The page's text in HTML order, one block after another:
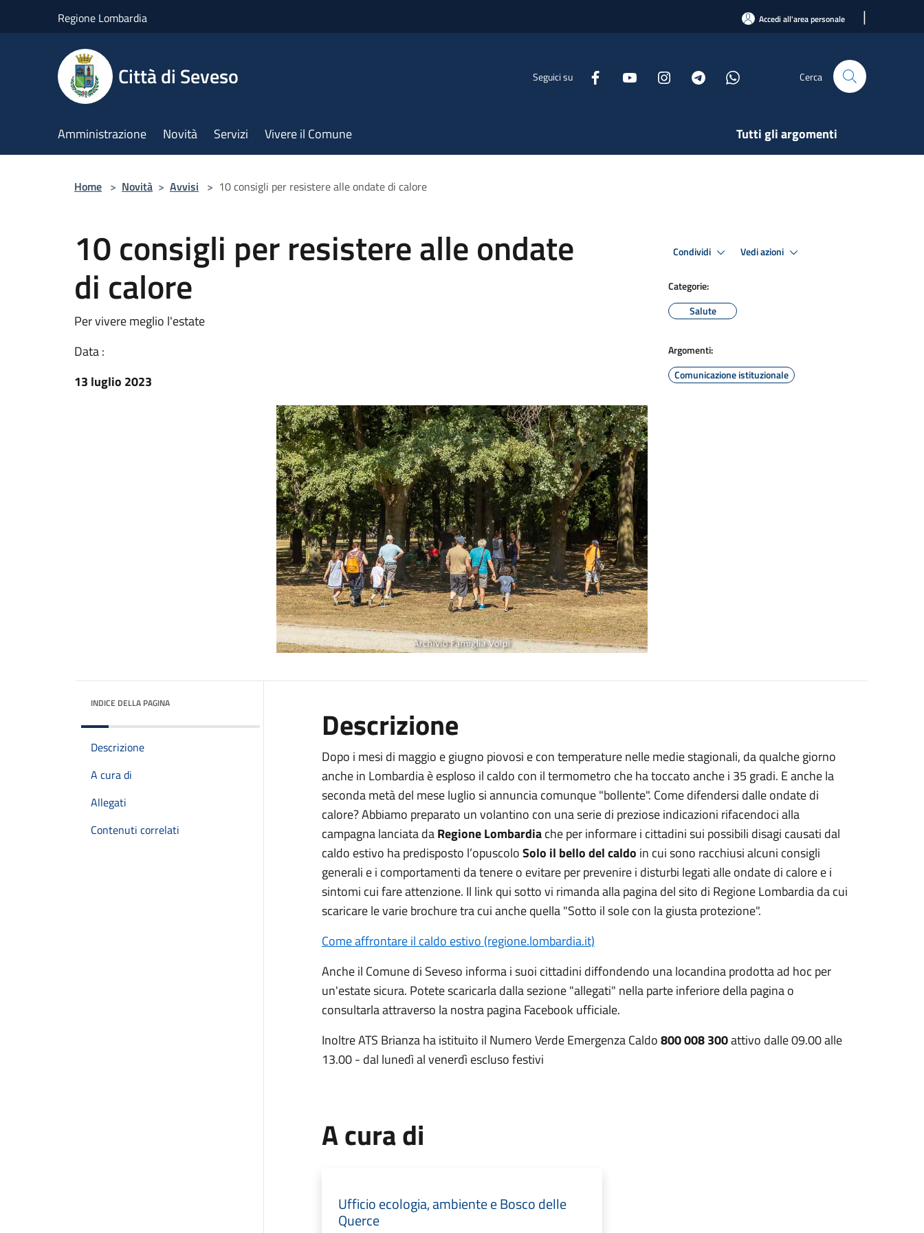
Regione Lombardia Accedi all'area personale |
Città di Seveso Seguici su Cerca
Amministrazione Novità Servizi Vivere il Comune Tutti gli argomenti
Home > Novità > Avvisi > 10 consigli per resistere alle ondate di calore
10 consigli per resistere alle ondate
di calore
Per vivere meglio l'estate
Data :
13 luglio 2023
Condividi Vedi azioni
Categorie:
Salute
Argomenti:
Comunicazione istituzionale
INDICE DELLA PAGINA
Descrizione
A cura di
Allegati
Contenuti correlati
Descrizione
Dopo i mesi di maggio e giugno piovosi e con temperature nelle medie stagionali, da qualche giorno
anche in Lombardia è esploso il caldo con il termometro che ha toccato anche i 35 gradi. E anche la
seconda metà del mese luglio si annuncia comunque "bollente". Come difendersi dalle ondate di
calore? Abbiamo preparato un volantino con una serie di preziose indicazioni rifacendoci alla
campagna lanciata daRegione Lombardiache per informare i cittadini sui possibili disagi causati dal
caldo estivo ha predisposto l’opuscoloSolo il bello del caldo in cui sono racchiusi alcuni consigli
generali e i comportamenti da tenere o evitare per prevenire i disturbi legati alle ondate di calore e i
sintomi cui fare attenzione. Il link qui sotto vi rimanda alla pagina del sito di Regione Lombardia da cui
scaricare le varie brochure tra cui anche quella "Sotto il sole con la giusta protezione".
Come affrontare il caldo estivo (regione.lombardia.it)
Anche il Comune di Seveso informa i suoi cittadini diffondendo una locandina prodotta ad hoc per
un'estate sicura. Potete scaricarla dalla sezione "allegati" nella parte inferiore della pagina o
consultarla attraverso la nostra pagina Facebook ufficiale.
Inoltre ATS Brianza ha istituito il Numero Verde Emergenza Caldo800 008 300attivo dalle 09.00 alle
13.00 - dal lunedì al venerdì escluso festivi
A cura di
Ufficio ecologia, ambiente e Bosco delle
Querce